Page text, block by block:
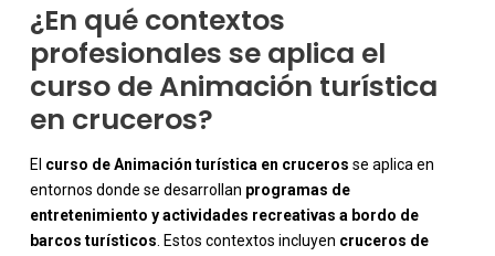
¿En qué contextos
profesionales se aplica el
curso de Animación turística
en cruceros?
El curso de Animación turística en cruceros se aplica en
entornos donde se desarrollan programas de
entretenimiento y actividades recreativas a bordo de
barcos turísticos. Estos contextos incluyen cruceros de